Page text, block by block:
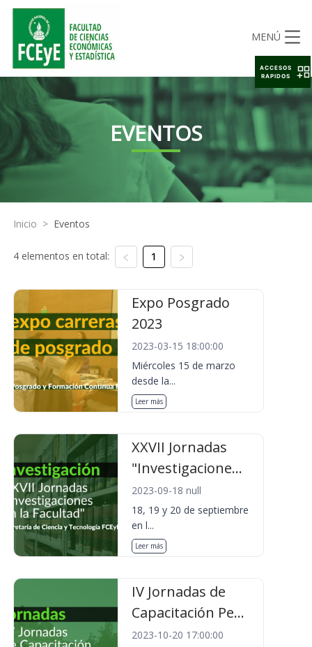
MENÚ
EVENTOS
Inicio > Eventos
4 elementos en total: 1
Expo Posgrado
2023
2023-03-15 18:00:00
Miércoles 15 de marzo
desde la...
Leer más
XXVII Jornadas
"Investigacione...
2023-09-18 null
18, 19 y 20 de septiembre
en l...
Leer más
IV Jornadas de
Capacitación Pe...
2023-10-20 17:00:00
ACCESOS
RAPIDOS